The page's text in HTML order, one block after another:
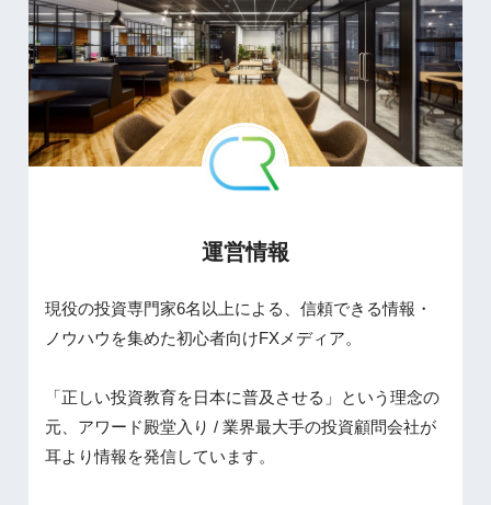
運営情報
現役の投資専門家6名以上による、信頼できる情報・
ノウハウを集めた初心者向けFXメディア。
「正しい投資教育を日本に普及させる」という理念の
元、アワード殿堂入り / 業界最大手の投資顧問会社が
耳より情報を発信しています。